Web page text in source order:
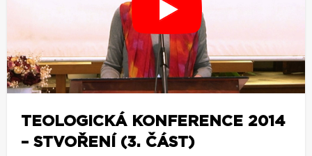
TEOLOGICKÁ KONFERENCE 2014
– STVOŘENÍ (3. ČÁST)